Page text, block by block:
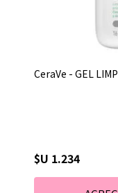
CeraVe - GEL
$U 1.234